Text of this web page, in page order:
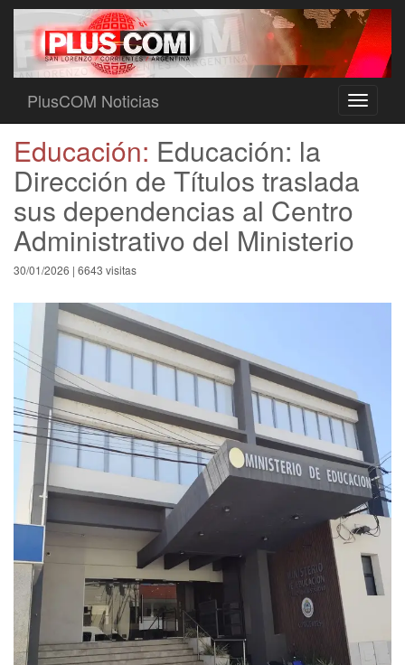
Toggle
PlusCOM Noticias
Educación: Educación: la
Dirección de Títulos traslada
sus dependencias al Centro
Administrativo del Ministerio
30/01/2026 | 6643 visitas